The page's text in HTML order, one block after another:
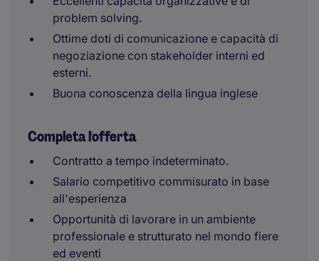
problem solving.
Ottime doti di comunicazione e capacità di
negoziazione con stakeholder interni ed
esterni.
Buona conoscenza della lingua inglese
Completa l'offerta
Contratto a tempo indeterminato.
Salario competitivo commisurato in base
all'esperienza
Opportunità di lavorare in un ambiente
professionale e strutturato nel mondo fiere
ed eventi